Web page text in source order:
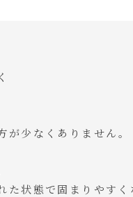
が少なくありません。
状態で固まりやすく